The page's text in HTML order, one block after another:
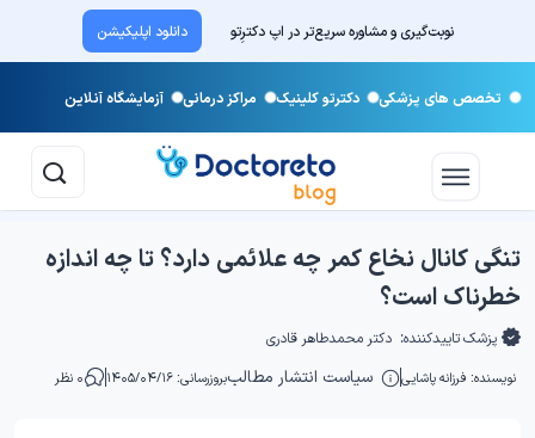
نوبت‌گیری و مشاوره سریع‌تر در اپ دکترِتو دانلود اپلیکیشن
تخصص های پزشکی دکترتو کلینیک مراکز درمانی آزمایشگاه آنلاین
تنگی کانال نخاع کمر چه علائمی دارد؟ تا چه اندازه
خطرناک است؟
پزشک تاییدکننده: دکتر محمدطاهر قادری
نویسنده: فرزانه پاشایی سیاست انتشار مطالببروزرسانی: ۱۴۰۵/۰۴/۱۶ ۰ نظر